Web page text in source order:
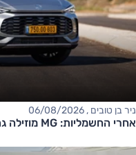
ניר בן טובים , 06/08/2026
אחרי החשמליות: MG מוזילה גם את ההיברידיות